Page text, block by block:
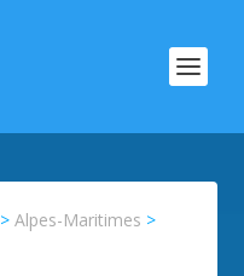
>Alpes-Maritimes >